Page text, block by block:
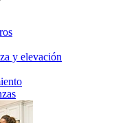
y elevación